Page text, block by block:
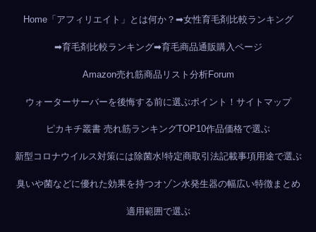
Home「アフィリエイト」とは何か？ ➡女性育毛剤比較ランキング
➡育毛剤比較ランキング➡育毛商品通販購入ページ
Amazon売れ筋商品リスト分析Forum
ウォーターサーバーを後悔する前に選ぶポイント！ サイトマップ
ピカキチ叢書 売れ筋ランキングTOP10作品価格で選ぶ
新型コロナウイルス対策には除菌水!特定商取引法記載事項用途で選ぶ
臭いや菌などに優れた効果を持つオゾン水発生器の幅広い特徴まとめ
適用範囲で選ぶ